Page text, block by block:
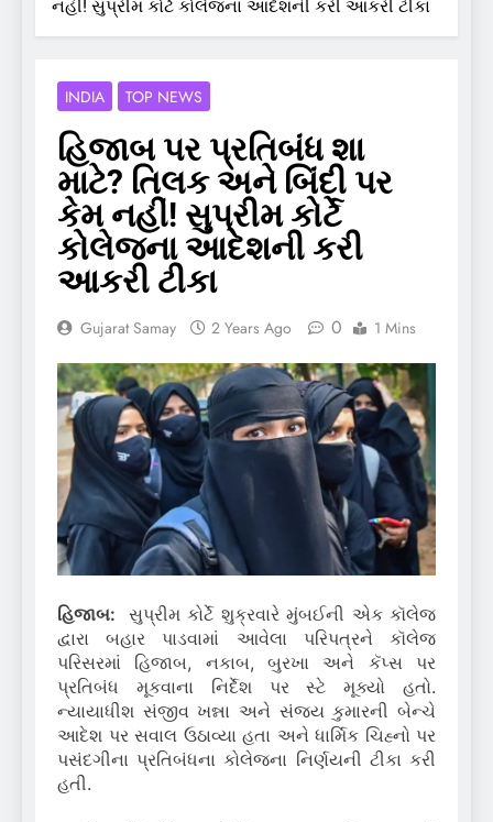
નહીં! સુપ્રીમ કોર્ટે કોલેજના આદેશની કરી આકરી ટીકા
INDIA TOP NEWS
હિજાબ પર પ્રતિબંધ શા
માટે? તિલક અને બિંદી પર
કેમ નહીં! સુપ્રીમ કોર્ટે
કોલેજના આદેશની કરી
આકરી ટીકા
Gujarat Samay 2 Years Ago 0 1 Mins
હિજાબ:
સુપ્રીમ કોર્ટે શુક્રવારે મુંબઈની એક કૉલેજ
દ્વારા બહાર પાડવામાં આવેલા પરિપત્રને કૉલેજ
પરિસરમાં હિજાબ, નકાબ, બુરખા અને કૅપ્સ પર
પ્રતિબંધ મૂકવાના નિર્દેશ પર સ્ટે મૂક્યો હતો.
ન્યાયાધીશ સંજીવ ખન્ના અને સંજય કુમારની બેન્ચે
આદેશ પર સવાલ ઉઠાવ્યા હતા અને ધાર્મિક ચિહ્નો પર
પસંદગીના પ્રતિબંધના કોલેજના નિર્ણયની ટીકા કરી
હતી.